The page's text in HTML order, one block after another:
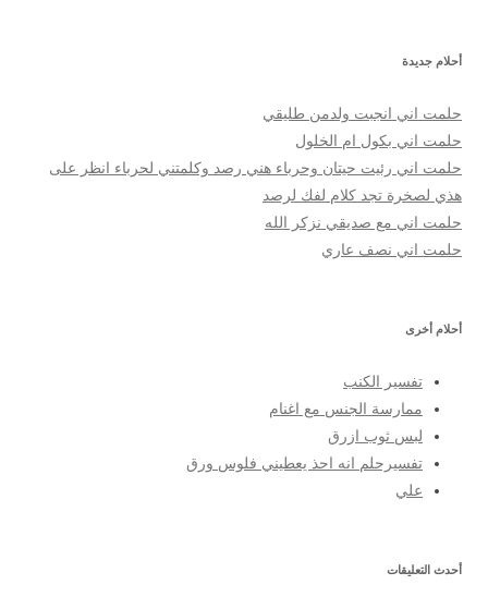
أحلام جديدة
حلمت اني انجبت ولدمن طليقي
حلمت اني بكول ام الخلول
حلمت اني رئيت حيتان وحرباء هني رصد وكلمتني لحرباء انظر على
هذي لصخرة تجد كلام لفك لرصد
حلمت اني مع صديقي نزكر الله
حلمت اني نصف عاري
أحلام أخرى
تفسير الكنب
ممارسة الجنس مع اغنام
لبس ثوب ازرق
تفسيرحلم انه احذ يعطيني فلوس ورق
علي
أحدث التعليقات